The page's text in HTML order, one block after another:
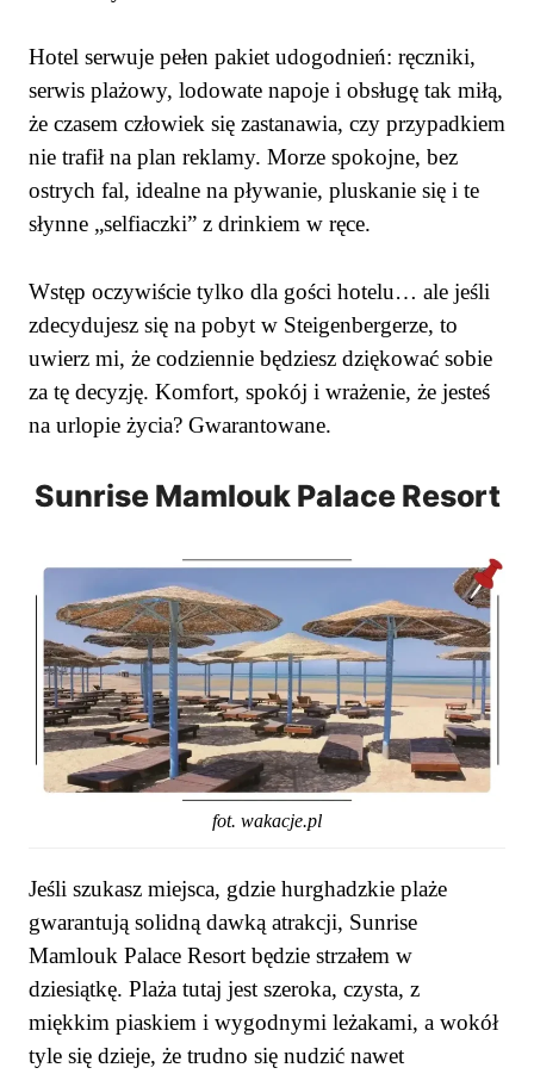
Hotel serwuje pełen pakiet udogodnień: ręczniki,
serwis plażowy, lodowate napoje i obsługę tak miłą,
że czasem człowiek się zastanawia, czy przypadkiem
nie trafił na plan reklamy. Morze spokojne, bez
ostrych fal, idealne na pływanie, pluskanie się i te
słynne „selfiaczki” z drinkiem w ręce.
Wstęp oczywiście tylko dla gości hotelu… ale jeśli
zdecydujesz się na pobyt w Steigenbergerze, to
uwierz mi, że codziennie będziesz dziękować sobie
za tę decyzję. Komfort, spokój i wrażenie, że jesteś
na urlopie życia? Gwarantowane.
Sunrise Mamlouk Palace Resort
fot. wakacje.pl
Jeśli szukasz miejsca, gdzie hurghadzkie plaże
gwarantują solidną dawką atrakcji, Sunrise
Mamlouk Palace Resort będzie strzałem w
dziesiątkę. Plaża tutaj jest szeroka, czysta, z
miękkim piaskiem i wygodnymi leżakami, a wokół
tyle się dzieje, że trudno się nudzić nawet